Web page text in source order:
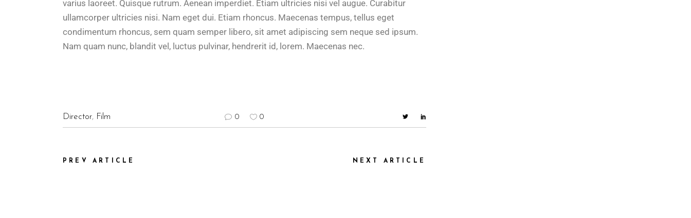
varius laoreet. Quisque rutrum. Aenean imperdiet. Etiam ultricies nisi vel augue. Curabitur
ullamcorper ultricies nisi. Nam eget dui. Etiam rhoncus. Maecenas tempus, tellus eget
condimentum rhoncus, sem quam semper libero, sit amet adipiscing sem neque sed ipsum.
Nam quam nunc, blandit vel, luctus pulvinar, hendrerit id, lorem. Maecenas nec.
Director, Film 0 0
PREV ARTICLE NEXT ARTICLE